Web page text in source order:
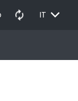
autorenew IT EXPAND_MORE